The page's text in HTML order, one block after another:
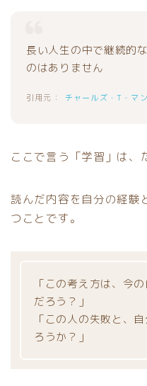
長い人生の中で継続的
のはありません
チャールズ・T・マ
ここで言う「学習」は、
読んだ内容を自分の経験
つことです。
「この考え方は、今
だろう？」
「この人の失敗と、
ろうか？」